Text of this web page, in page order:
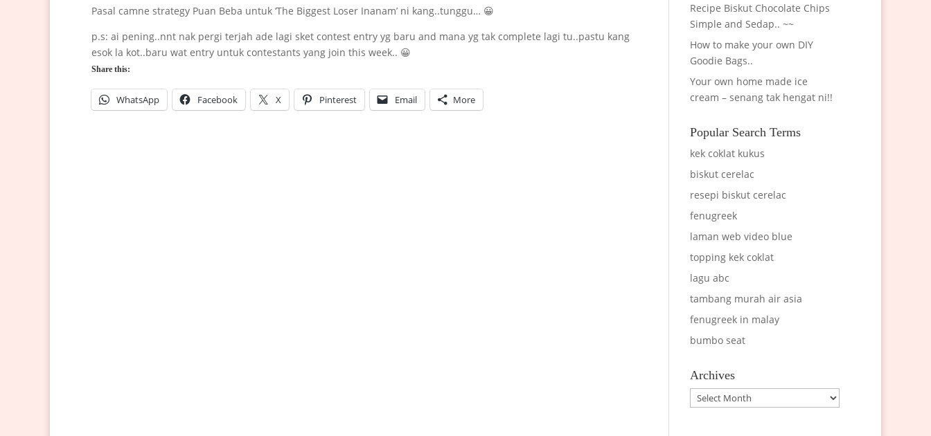
Pasal camne strategy Puan Beba untuk ‘The Biggest Loser Inanam’ ni kang..tunggu… 😀
p.s: ai pening..nnt nak pergi terjah ade lagi sket contest entry yg baru and mana yg tak complete lagi tu..pastu kang
esok la kot..baru wat entry untuk contestants yang join this week.. 😀
Share this:
WhatsApp Facebook X Pinterest Email More
Recipe Biskut Chocolate Chips
Simple and Sedap.. ~~
How to make your own DIY
Goodie Bags..
Your own home made ice
cream – senang tak hengat ni!!
Popular Search Terms
kek coklat kukus
biskut cerelac
resepi biskut cerelac
fenugreek
laman web video blue
topping kek coklat
lagu abc
tambang murah air asia
fenugreek in malay
bumbo seat
Archives
Archives